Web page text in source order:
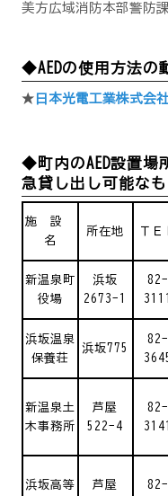
美方広域消防本部警防
◆AEDの使用方法の
★ 日本光電工業株式会
◆町内のAED設置
急貸し出し可能なも
施 設
名
所在地 ＴＥ
新温泉町
役場
浜坂
2673-1
82-
3111
浜坂温泉
保養荘
浜坂775
82-
新温泉土
木事務所
芦屋
522-4
82-
3141
浜坂高等
芦屋
82-